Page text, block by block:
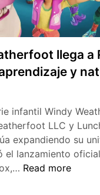
llega a
y
infantil Windy
LLC y
expandiendo su
el lanzamiento
Windy
Read more